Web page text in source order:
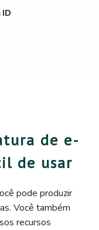
ID
de e-
de usar
pode produzir
Você também
recursos